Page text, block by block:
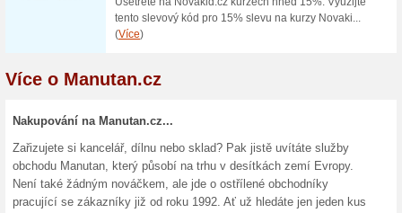
100% fungovalo Akce
jako první dozvíte o všech